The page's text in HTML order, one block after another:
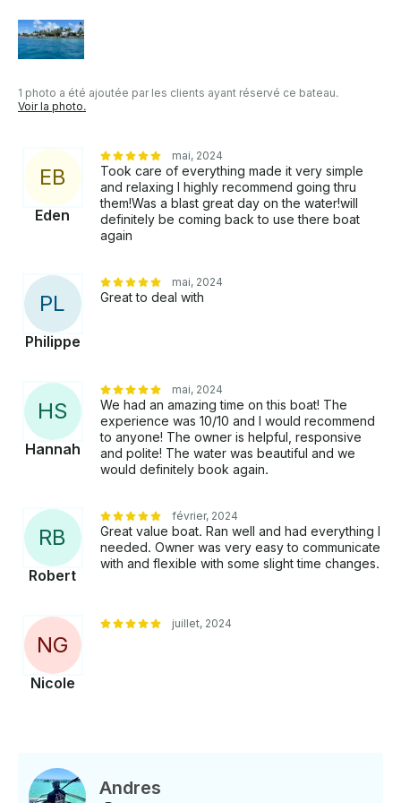
Palm Beach à bord du Marquis 40SC dès
aujourd'hui, où chaque croisière ressemble à une
1 photo a été ajoutée par les clients ayant réservé ce bateau.
Voir la photo.
EB
Eden
mai, 2024
Took care of everything made it very simple
and relaxing I highly recommend going thru
them!Was a blast great day on the water!will
definitely be coming back to use there boat
again
PL
Philippe
mai, 2024
Great to deal with
HS
Hannah
mai, 2024
We had an amazing time on this boat! The
experience was 10/10 and I would recommend
to anyone! The owner is helpful, responsive
and polite! The water was beautiful and we
would definitely book again.
RB
Robert
février, 2024
Great value boat. Ran well and had everything I
needed. Owner was very easy to communicate
with and flexible with some slight time changes.
NG
Nicole
juillet, 2024
Andres